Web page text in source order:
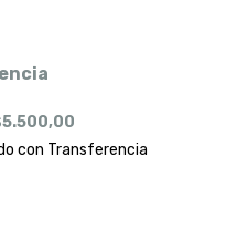
con Transferencia